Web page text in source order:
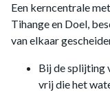
Een kerncentrale
Tihange en Doel,
van elkaar
Bij de splijting
vrij die het